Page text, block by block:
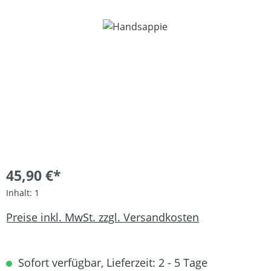
Bildergalerie überspringen
45,90 €*
Inhalt: 1
Preise inkl. MwSt. zzgl. Versandkosten
Sofort verfügbar, Lieferzeit: 2 - 5 Tage